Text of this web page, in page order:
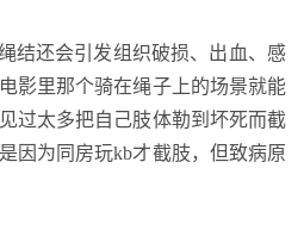
结还会引发组织破损、出血、感
影里那个骑在绳子上的场景就能
过太多把自己肢体勒到坏死而截
因为同房玩kb才截肢，但致病原